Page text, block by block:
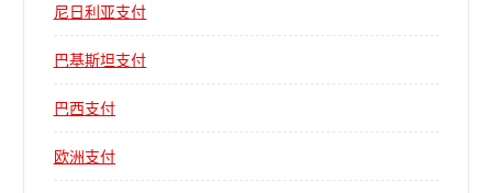
尼日利亚支付
巴基斯坦支付
巴西支付
欧洲支付